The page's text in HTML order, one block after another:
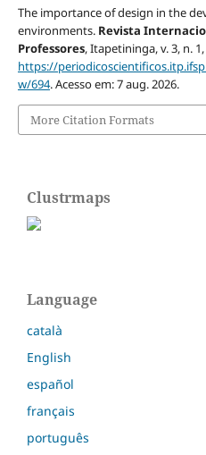
The importance of design in the
environments. Revista
Professores, Itapetininga, v. 3, n.
https://
w/694. Acesso em: 7 aug. 2026.
More Citation Formats
Clustrmaps
Language
català
English
español
français
português